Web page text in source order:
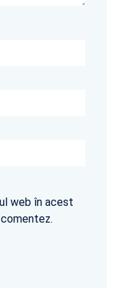
web în acest